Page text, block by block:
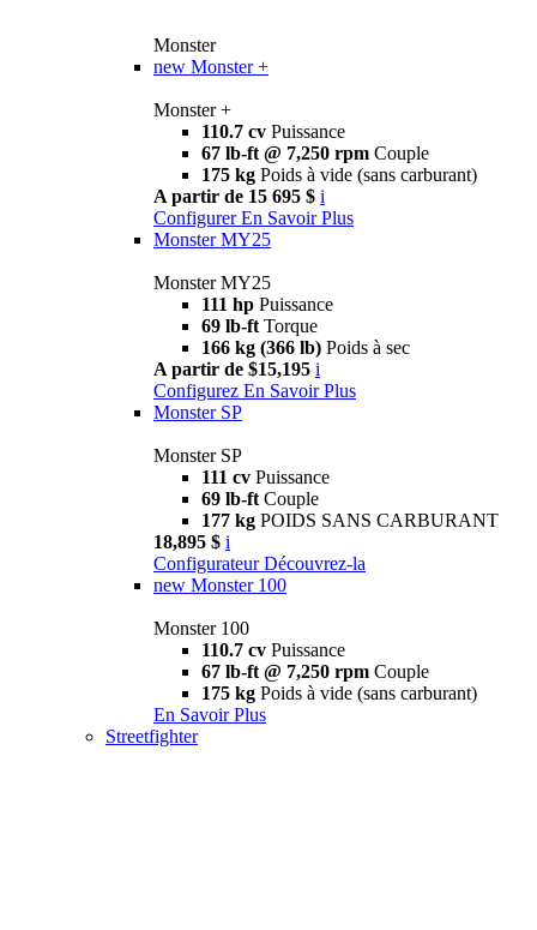
Monster
new Monster +
Monster +
110.7 cv Puissance
67 lb-ft @ 7,250 rpm Couple
175 kg Poids à vide (sans carburant)
A partir de 15 695 $ i
Configurer En Savoir Plus
Monster MY25
Monster MY25
111 hp Puissance
69 lb-ft Torque
166 kg (366 lb) Poids à sec
A partir de $15,195 i
Configurez En Savoir Plus
Monster SP
Monster SP
111 cv Puissance
69 lb-ft Couple
177 kg POIDS SANS CARBURANT
18,895 $ i
Configurateur Découvrez-la
new Monster 100
Monster 100
110.7 cv Puissance
67 lb-ft @ 7,250 rpm Couple
175 kg Poids à vide (sans carburant)
En Savoir Plus
Streetfighter